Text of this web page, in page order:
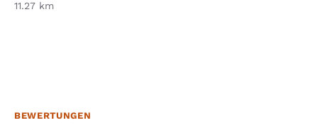
11.27 km
BEWERTUNGEN